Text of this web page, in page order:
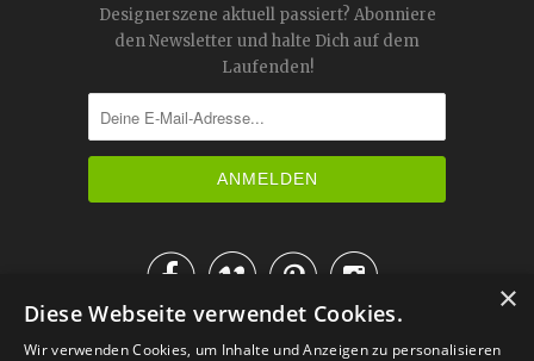
Designerszene aktuell passiert? Abonniere
den Newsletter und halte Dich auf dem
Laufenden!

IM KATALOG BLÄTTERN
×
Diese Webseite verwendet Cookies.
Wir verwenden Cookies, um Inhalte und Anzeigen zu personalisieren